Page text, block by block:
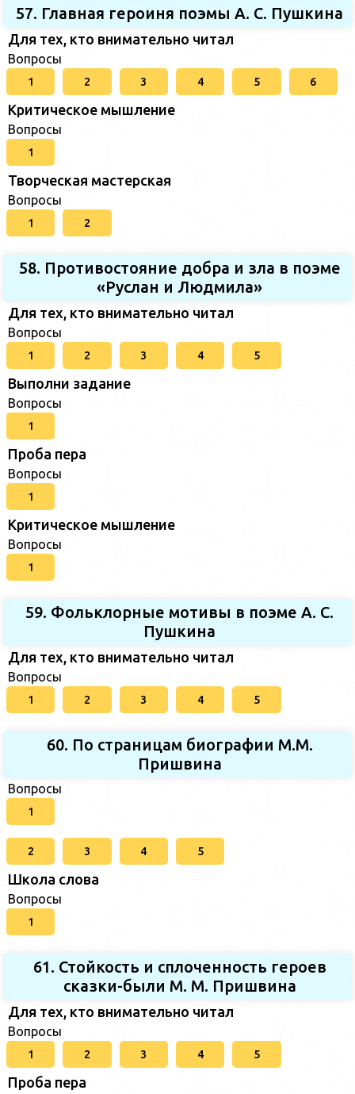
57. Главная героиня поэмы А. С. Пушкина
Для тех, кто внимательно читал
Вопросы
1 2 3 4 5 6
Критическое мышление
Вопросы
1
Творческая мастерская
Вопросы
1 2
58. Противостояние добра и зла в поэме
«Руслан и Людмила»
Для тех, кто внимательно читал
Вопросы
1 2 3 4 5
Выполни задание
Вопросы
1
Проба пера
Вопросы
1
Критическое мышление
Вопросы
1
59. Фольклорные мотивы в поэме А. С.
Пушкина
Для тех, кто внимательно читал
Вопросы
1 2 3 4 5
60. По страницам биографии М.М.
Пришвина
Вопросы
1
2 3 4 5
Школа слова
Вопросы
1
61. Стойкость и сплоченность героев
сказки-были М. М. Пришвина
Для тех, кто внимательно читал
Вопросы
1 2 3 4 5
Проба пера